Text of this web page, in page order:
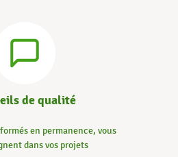
de qualité
en permanence, vous
dans vos projets